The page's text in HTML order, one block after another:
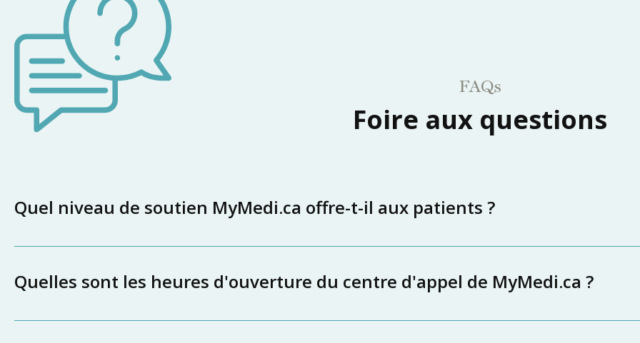
FAQs
Foire aux questions
Quel niveau de soutien MyMedi.ca offre-t-il aux patients ?
Quelles sont les heures d'ouverture du centre d'appel de MyMedi.ca ?